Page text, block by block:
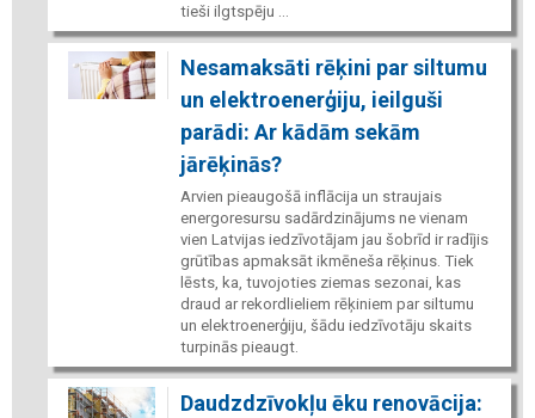
tieši ilgtspēju ...
Nesamaksāti rēķini par siltumu
un elektroenerģiju, ieilguši
parādi: Ar kādām sekām
jārēķinās?
Arvien pieaugošā inflācija un straujais
energoresursu sadārdzinājums ne vienam
vien Latvijas iedzīvotājam jau šobrīd ir radījis
grūtības apmaksāt ikmēneša rēķinus. Tiek
lēsts, ka, tuvojoties ziemas sezonai, kas
draud ar rekordlieliem rēķiniem par siltumu
un elektroenerģiju, šādu iedzīvotāju skaits
turpinās pieaugt.
Daudzdzīvokļu ēku renovācija: